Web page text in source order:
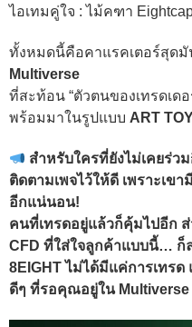
ไอเทมคู่ใจ : ไม้คฑา
ทั้งหมดนี้คือคาแรคเตอร์สุดมั
Multiverse
ที่สะท้อน “ตัวตนของเทรดเดอ
พร้อมมาในรูปแบบ ART
สำหรับใครที่ยังไม่เคยร่ว
ติดตามเพจไว้ให้ดี เพราะเข
อีกแน่นอน!
คนที่เทรดอยู่แล้วก็คุ้มไปอีก
CFD ที่ใส่ใจลูกค้าแบบนี้… ก็ล
8EIGHT ไม่ได้มีแค่การเทร
ดีๆ ที่รอคุณอยู่ใน Multiverse